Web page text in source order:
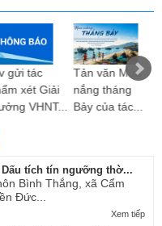
gửi tác
xét Giải
VHNT...
Tản văn Mùa
nắng tháng
Bảy của tác...
tích tín ngưỡng thờ...
Bình Thắng, xã Cẩm
Đức...
Xem tiếp